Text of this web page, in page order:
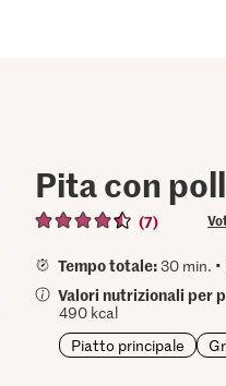
Pita con
(7)
Tempo totale: 30 min. •
Valori nutrizionali per
490 kcal
Piatto principale